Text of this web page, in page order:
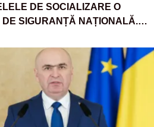
DE SOCIALIZARE O
DE SIGURANȚĂ NAȚIONALĂ.